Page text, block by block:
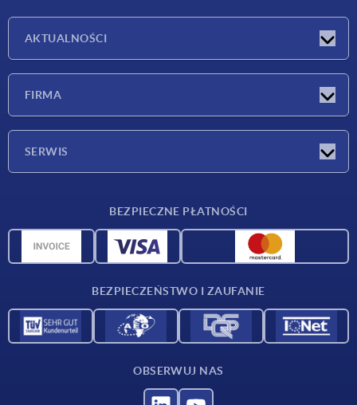
AKTUALNOŚCI
FIRMA
SERWIS
Dane CAD
BEZPIECZNE PŁATNOŚCI
BEZPIECZEŃSTWO I ZAUFANIE
OBSERWUJ NAS